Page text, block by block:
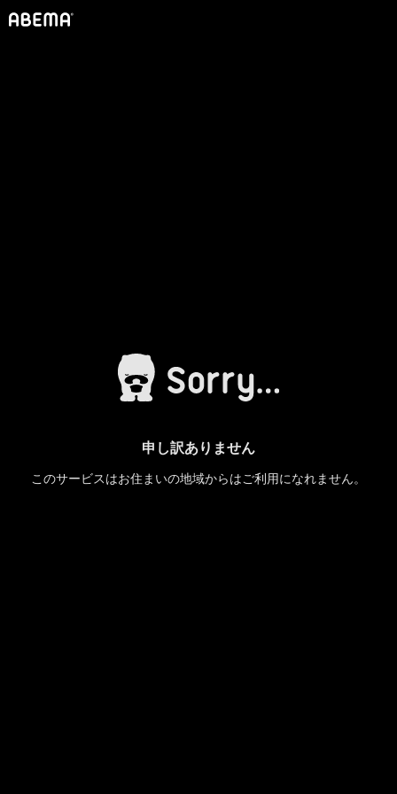
申し訳ありません
このサービスはお住まいの地域からはご利用になれません。